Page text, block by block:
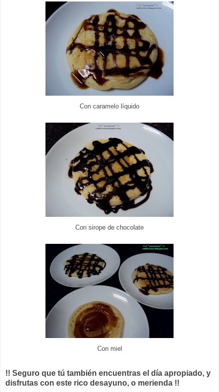
Con caramelo líquido
Con sirope de chocolate
Con miel
!! Seguro que tú también encuentras el día apropiado, y
disfrutas con este rico desayuno, o merienda !!